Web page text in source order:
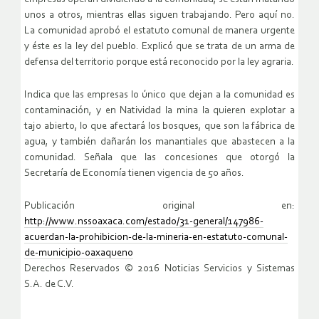
unos a otros, mientras ellas siguen trabajando. Pero aquí no.
La comunidad aprobó el estatuto comunal de manera urgente
y éste es la ley del pueblo. Explicó que se trata de un arma de
defensa del territorio porque está reconocido por la ley agraria.
Indica que las empresas lo único que dejan a la comunidad es
contaminación, y en Natividad la mina la quieren explotar a
tajo abierto, lo que afectará los bosques, que son la fábrica de
agua, y también dañarán los manantiales que abastecen a la
comunidad. Señala que las concesiones que otorgó la
Secretaría de Economía tienen vigencia de 50 años.
Publicación original en:
http://www.nssoaxaca.com/estado/31-general/147986-
acuerdan-la-prohibicion-de-la-mineria-en-estatuto-comunal-
de-municipio-oaxaqueno
Derechos Reservados © 2016 Noticias Servicios y Sistemas
S.A. de C.V.